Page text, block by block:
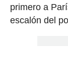
primero a
escalón del